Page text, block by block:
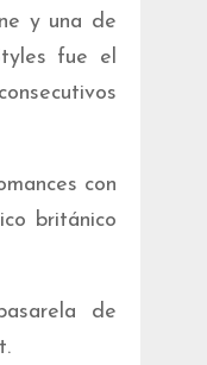
y una de
fue el
con
británico
de